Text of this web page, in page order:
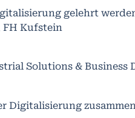
gelehrt
FH Kufstein
Solutions & Business
Digitalisierung